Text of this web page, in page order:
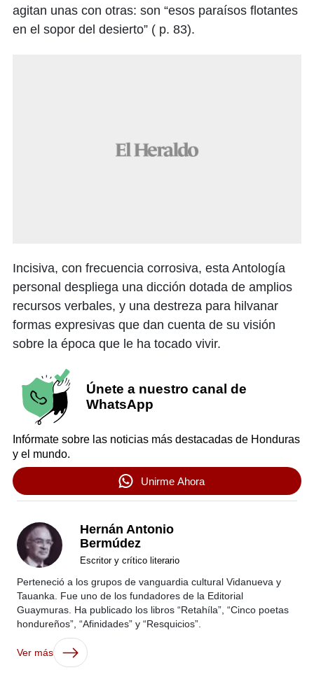
agitan unas con otras: son “esos paraísos flotantes
en el sopor del desierto” ( p. 83).
Incisiva, con frecuencia corrosiva, esta Antología
personal despliega una dicción dotada de amplios
recursos verbales, y una destreza para hilvanar
formas expresivas que dan cuenta de su visión
sobre la época que le ha tocado vivir.
Únete a nuestro canal de
WhatsApp
Infórmate sobre las noticias más destacadas de Honduras
y el mundo.
Unirme Ahora
Hernán Antonio
Bermúdez
Escritor y crítico literario
Perteneció a los grupos de vanguardia cultural Vidanueva y
Tauanka. Fue uno de los fundadores de la Editorial
Guaymuras. Ha publicado los libros “Retahíla”, “Cinco poetas
hondureños”, “Afinidades” y “Resquicios”.
Ver más